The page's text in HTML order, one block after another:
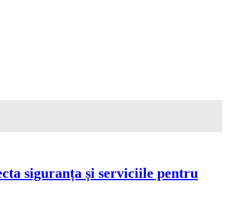
siguranța și serviciile pentru